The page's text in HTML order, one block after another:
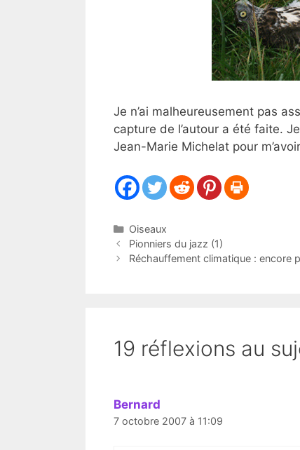
Je n’ai malheureusement pas
capture de l’autour a été faite.
Jean-Marie Michelat pour
Catégories
Oiseaux
Pionniers du jazz (1)
Réchauffement climatique : encore
19 réflexions au
Bernard
7 octobre 2007 à 11:09